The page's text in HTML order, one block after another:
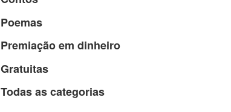
Poemas
Premiação em dinheiro
Gratuitas
Todas as categorias